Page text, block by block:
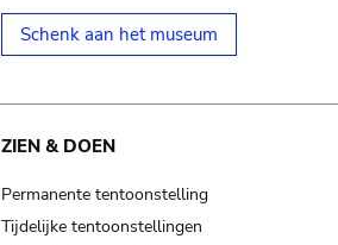
Schenk aan het museum
ZIEN & DOEN
Permanente tentoonstelling
Tijdelijke tentoonstellingen